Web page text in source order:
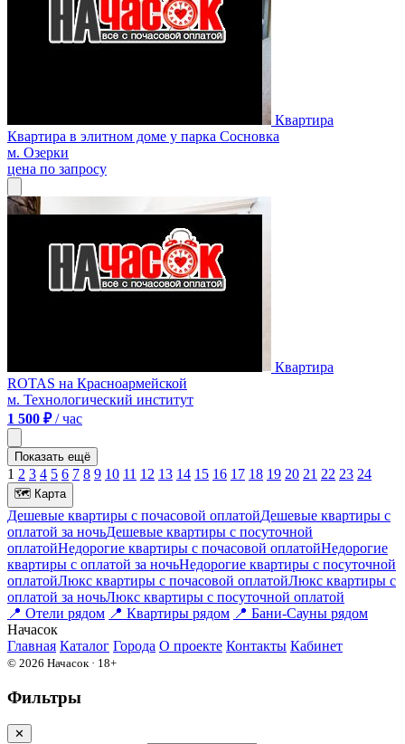
Квартира
Квартира в элитном доме у парка Сосновка
м. Озерки
цена по запросу
Квартира
ROTAS на Красноармейской
м. Технологический институт
1 500 ₽/ час
Показать ещё
1 2 3 4 5 6 7 8 9 10 11 12 13 14 15 16 17 18 19 20 21 22 23 24
🗺 Карта
Дешевые квартиры c почасовой оплатойДешевые квартиры с
оплатой за ночьДешевые квартиры c посуточной
оплатойНедорогие квартиры c почасовой оплатойНедорогие
квартиры с оплатой за ночьНедорогие квартиры c посуточной
оплатойЛюкс квартиры c почасовой оплатойЛюкс квартиры с
оплатой за ночьЛюкс квартиры c посуточной оплатой
📍 Отели рядом 📍 Квартиры рядом 📍 Бани-Сауны рядом
Начасок
Главная Каталог Города О проекте Контакты Кабинет
© 2026 Начасок · 18+
Фильтры
✕